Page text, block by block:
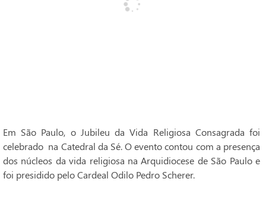
Em São Paulo, o Jubileu da Vida Religiosa Consagrada foi
celebrado na Catedral da Sé. O evento contou com a presença
dos núcleos da vida religiosa na Arquidiocese de São Paulo e
foi presidido pelo Cardeal Odilo Pedro Scherer.